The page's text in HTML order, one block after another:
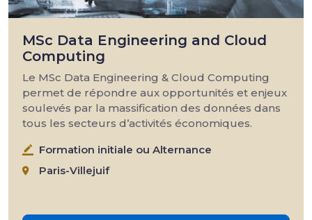
MSc Data Engineering and Cloud
Computing
Le MSc Data Engineering & Cloud Computing
permet de répondre aux opportunités et enjeux
soulevés par la massification des données dans
tous les secteurs d’activités économiques.
Formation initiale ou Alternance
Paris-Villejuif